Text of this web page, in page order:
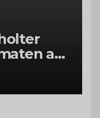
am
in